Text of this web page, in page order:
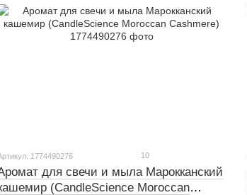
1774490276 10
для свечи и мыла Марокканский
(CandleScience Moroccan